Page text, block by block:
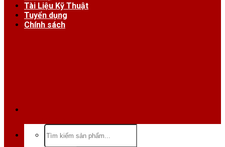
Tài Liệu Kỹ Thuật
Tuyển dụng
Chính sách
Tìm
kiếm: